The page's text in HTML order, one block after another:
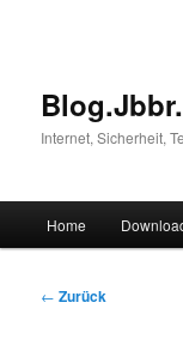
Internet, Sicherheit,
Zum
Home
Beitragsnavigation
← Zurück